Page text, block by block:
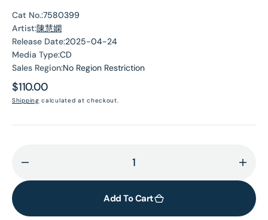
Cat No.:7580399
Artist:陳慧嫻
Release Date:2025-04-24
Media Type:CD
Sales Region:No Region Restriction
Regular
price
$110.00
Shipping calculated at checkout.
quantity
永
for
永
Add To Cart